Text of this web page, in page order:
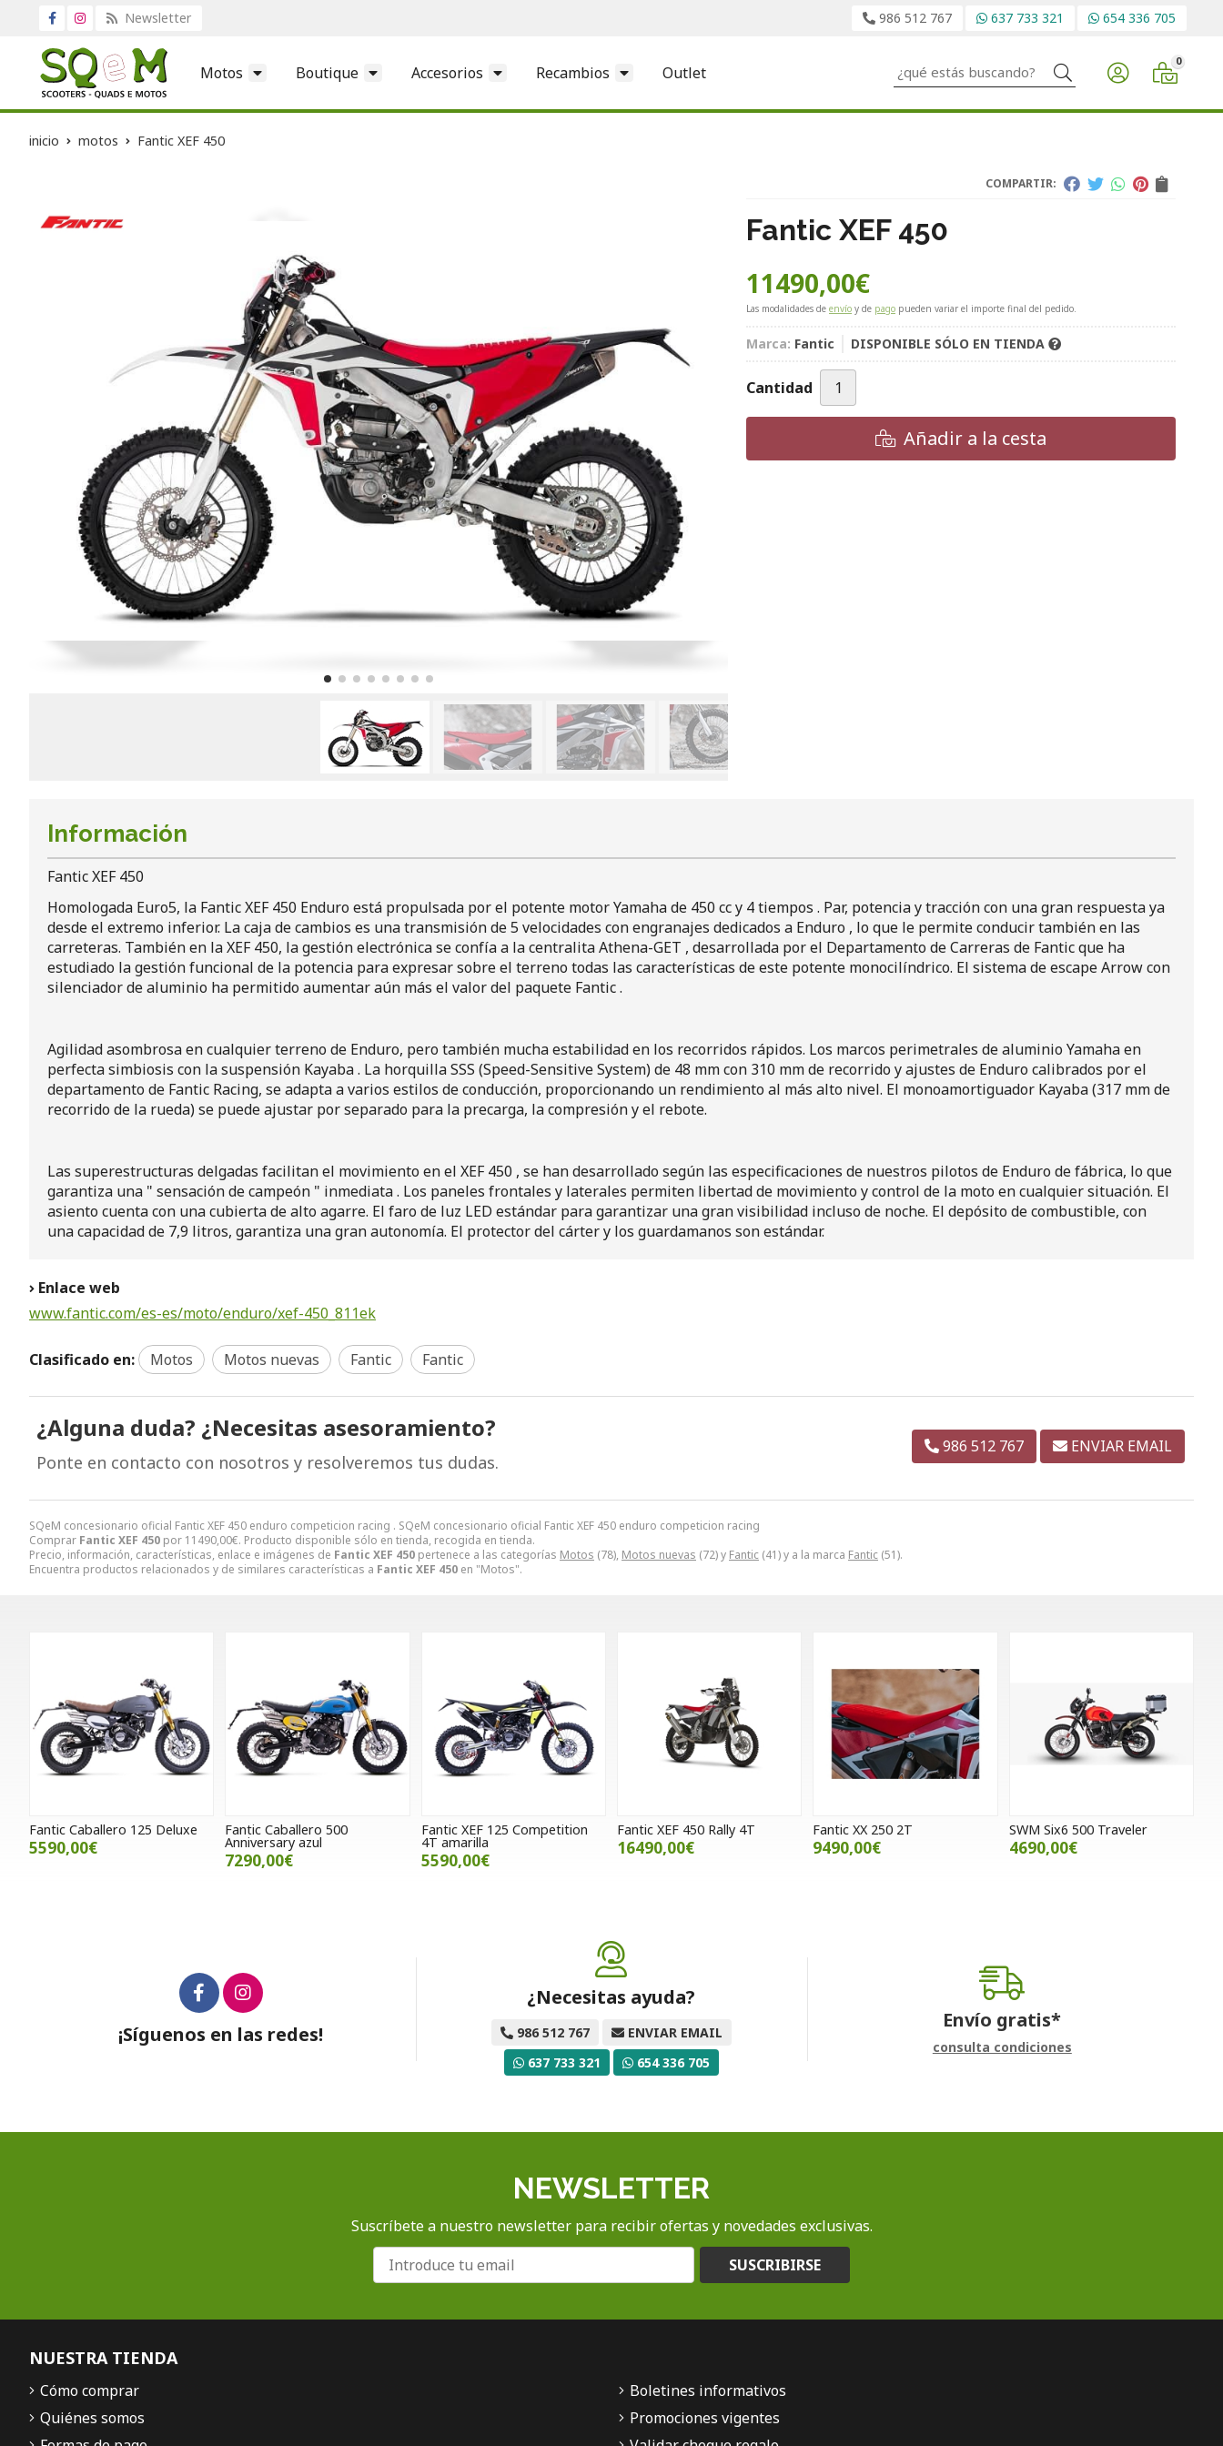
Newsletter 986 512 767 637 733 321 654 336 705
Motos Boutique Accesorios Recambios Outlet Buscar 0
inicio motos Fantic XEF 450
COMPARTIR:
Fantic XEF 450
11490,00€
Las modalidades de envío y de pago pueden variar el importe final del pedido.
Marca: Fantic DISPONIBLE SÓLO EN TIENDA
Cantidad
Añadir a la cesta
SQeM concesionario oficial Fantic XEF 450 enduro competicion racing . SQeM concesionario oficial Fantic XEF 450 enduro competicion racing
Comprar Fantic XEF 450 por 11490,00€. Producto disponible sólo en tienda, recogida en tienda.
Precio, información, características, enlace e imágenes de Fantic XEF 450 pertenece a las categorías Motos (78), Motos nuevas (72) y Fantic (41) y a la marca Fantic (51).
Encuentra productos relacionados y de similares características a Fantic XEF 450 en "Motos".
Información
Fantic XEF 450
Homologada Euro5, la Fantic XEF 450 Enduro está propulsada por el potente motor Yamaha de 450 cc y 4 tiempos . Par, potencia y tracción con una gran respuesta ya
desde el extremo inferior. La caja de cambios es una transmisión de 5 velocidades con engranajes dedicados a Enduro , lo que le permite conducir también en las
carreteras. También en la XEF 450, la gestión electrónica se confía a la centralita Athena-GET , desarrollada por el Departamento de Carreras de Fantic que ha
estudiado la gestión funcional de la potencia para expresar sobre el terreno todas las características de este potente monocilíndrico. El sistema de escape Arrow con
silenciador de aluminio ha permitido aumentar aún más el valor del paquete Fantic .
Agilidad asombrosa en cualquier terreno de Enduro, pero también mucha estabilidad en los recorridos rápidos. Los marcos perimetrales de aluminio Yamaha en
perfecta simbiosis con la suspensión Kayaba . La horquilla SSS (Speed-Sensitive System) de 48 mm con 310 mm de recorrido y ajustes de Enduro calibrados por el
departamento de Fantic Racing, se adapta a varios estilos de conducción, proporcionando un rendimiento al más alto nivel. El monoamortiguador Kayaba (317 mm de
recorrido de la rueda) se puede ajustar por separado para la precarga, la compresión y el rebote.
Las superestructuras delgadas facilitan el movimiento en el XEF 450 , se han desarrollado según las especificaciones de nuestros pilotos de Enduro de fábrica, lo que
garantiza una " sensación de campeón " inmediata . Los paneles frontales y laterales permiten libertad de movimiento y control de la moto en cualquier situación. El
asiento cuenta con una cubierta de alto agarre. El faro de luz LED estándar para garantizar una gran visibilidad incluso de noche. El depósito de combustible, con
una capacidad de 7,9 litros, garantiza una gran autonomía. El protector del cárter y los guardamanos son estándar.
Enlace web
www.fantic.com/es-es/moto/enduro/xef-450_811ek
Clasificado en: Motos Motos nuevas Fantic Fantic
¿Alguna duda? ¿Necesitas asesoramiento?
Ponte en contacto con nosotros y resolveremos tus dudas.
986 512 767 ENVIAR EMAIL
Fantic Caballero 125 Deluxe
5590,00€
Fantic Caballero 500
Anniversary azul
7290,00€
Fantic XEF 125 Competition
4T amarilla
5590,00€
Fantic XEF 450 Rally 4T
16490,00€
Fantic XX 250 2T
9490,00€
SWM Six6 500 Traveler
4690,00€
¡Síguenos en las redes!
¿Necesitas ayuda?
986 512 767
ENVIAR EMAIL
637 733 321
654 336 705
Envío gratis*
consulta condiciones
NEWSLETTER
Suscríbete a nuestro newsletter para recibir ofertas y novedades exclusivas.
SUSCRIBIRSE
NUESTRA TIENDA
Cómo comprar
Quiénes somos
Boletines informativos
Promociones vigentes